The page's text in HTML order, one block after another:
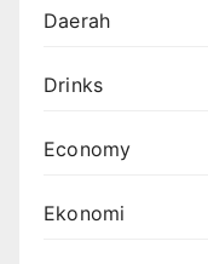
Daerah
Drinks
Economy
Ekonomi